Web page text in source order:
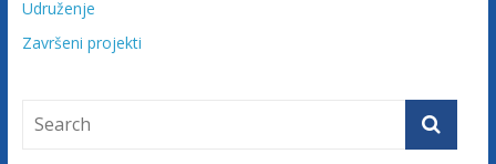
u
ž
Udruženje
Završeni projekti